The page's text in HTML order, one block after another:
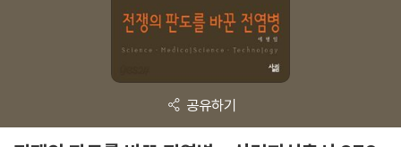
공유하기